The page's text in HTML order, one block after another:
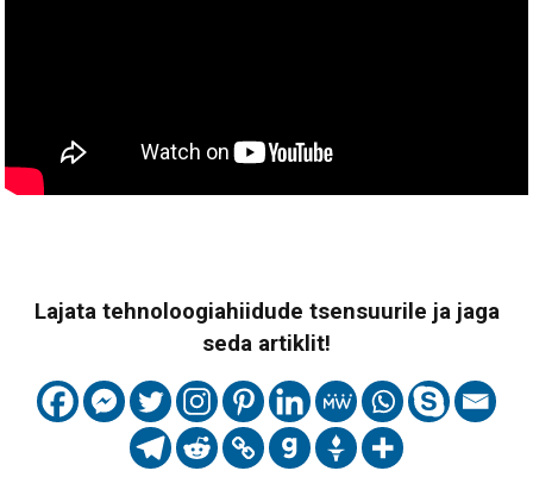
Lajata tehnoloogiahiidude tsensuurile ja jaga
seda artiklit!